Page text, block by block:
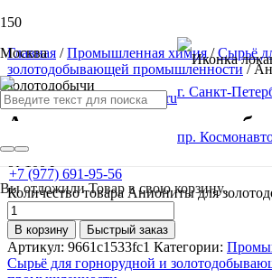
Москва
г. Санкт-
пр.
Вы отложилиТовар в свою корзину.
+7 (977) 691-95-56
Главная /Промышленная химия /Сырьё
золотодобывающей промышленности/
золотодобычи
Аниониты для
Количество товара Аниониты для
В корзину Быстрый заказ
Артикул: 9661c1533fc1 Категории:
Сырьё для горнорудной и